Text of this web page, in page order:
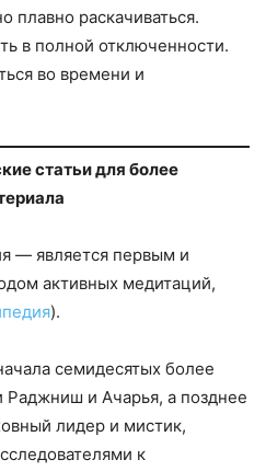
плавно раскачиваться.
в полной отключенности.
во времени и
статьи для более
— является первым и
активных медитаций,
).
семидесятых более
Раджниш и Ачарья, а позднее
лидер и мистик,
к